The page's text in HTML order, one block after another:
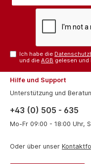
Ich habe die
und dieAGB gelesen und
Hilfe und Support
Unterstützung und
+43 (0) 505 - 635
Mo-Fr 09:00 - 18:00 Uhr,
Oder über unser